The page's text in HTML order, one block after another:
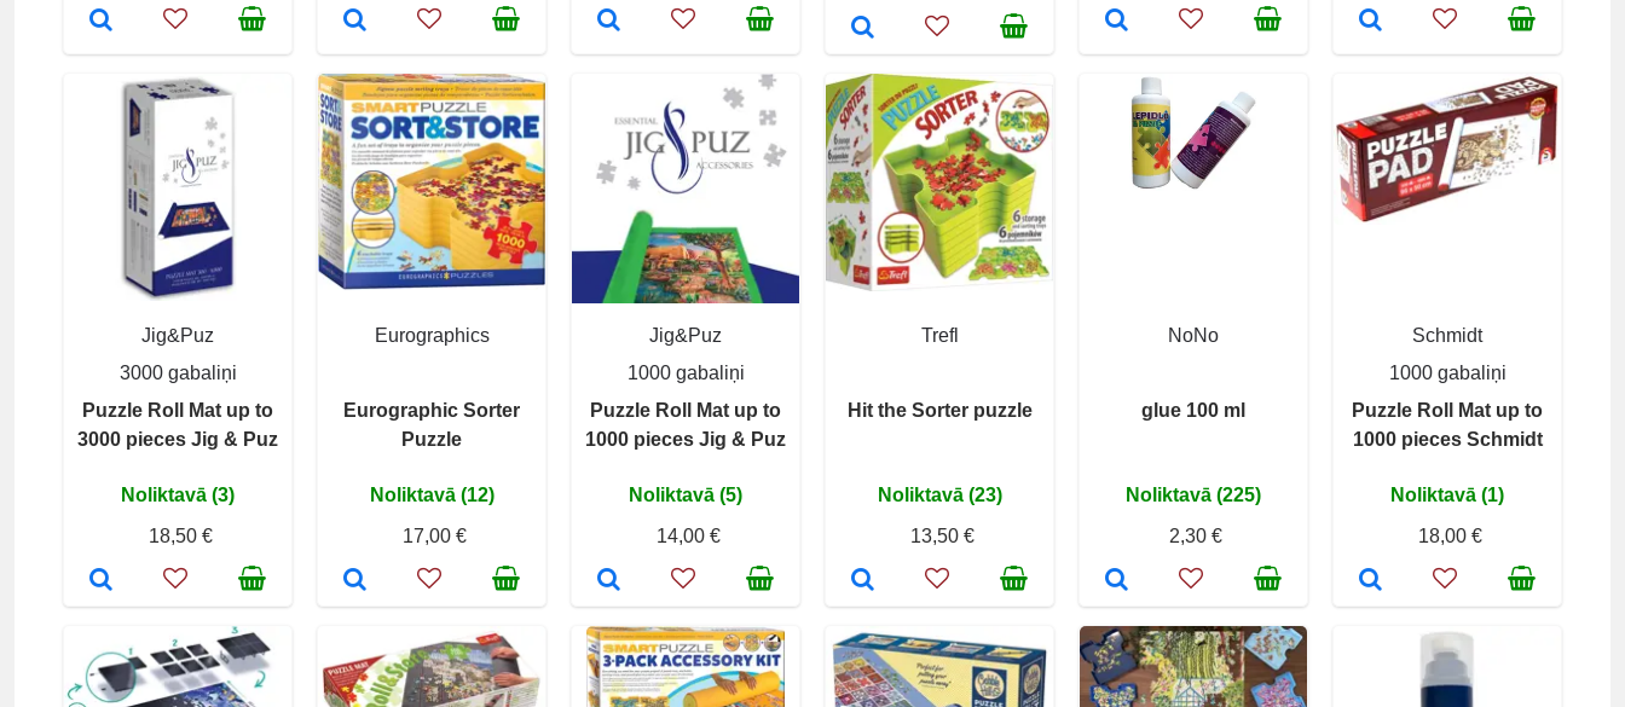
Jig&Puz
3000 gabaliņi
Puzzle Roll Mat up to
3000 pieces Jig & Puz
Noliktavā (3)
18,50 €
Eurographics
Eurographic Sorter
Puzzle
Noliktavā (12)
17,00 €
Jig&Puz
1000 gabaliņi
Puzzle Roll Mat up to
1000 pieces Jig & Puz
Noliktavā (5)
14,00 €
Trefl
Hit the Sorter puzzle
Noliktavā (23)
13,50 €
NoNo
glue 100 ml
Noliktavā (225)
2,30 €
Schmidt
1000 gabaliņi
Puzzle Roll Mat up to
1000 pieces Schmidt
Noliktavā (1)
18,00 €